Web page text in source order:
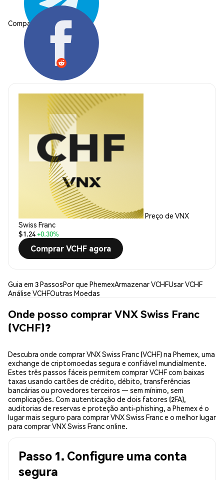
Compartilhar:
Preço de VNX
Swiss Franc
$1.24+0.30%
Comprar VCHF agora
Guia em 3 PassosPor que PhemexArmazenar VCHFUsar VCHF
Análise VCHFOutras Moedas
Onde posso comprar VNX Swiss Franc
(VCHF)?
Descubra onde comprar VNX Swiss Franc (VCHF) na Phemex, uma
exchange de criptomoedas segura e confiável mundialmente.
Estes três passos fáceis permitem comprar VCHF com baixas
taxas usando cartões de crédito, débito, transferências
bancárias ou provedores terceiros — sem mínimo, sem
complicações. Com autenticação de dois fatores (2FA),
auditorias de reservas e proteção anti-phishing, a Phemex é o
lugar mais seguro para comprar VNX Swiss Franc e o melhor lugar
para comprar VNX Swiss Franc online.
Passo 1. Configure uma conta
segura